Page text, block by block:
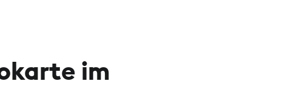
im